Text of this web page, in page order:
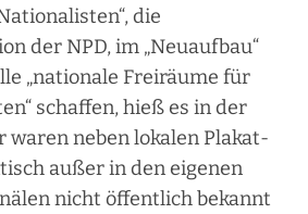
die
der NPD, im „Neuaufbau“
„nationale Freiräume für
schaffen, hieß es in der
waren neben lokalen Plakat-
außer in den eigenen
nicht öffentlich bekannt